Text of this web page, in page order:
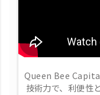
Queen Bee
技術力で、​利便性